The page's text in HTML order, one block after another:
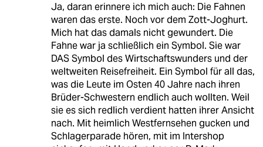
Ja, daran erinnere ich mich auch: Die Fahnen
waren das erste. Noch vor dem Zott-Joghurt.
Mich hat das damals nicht gewundert. Die
Fahne war ja schließlich ein Symbol. Sie war
DAS Symbol des Wirtschaftswunders und der
weltweiten Reisefreiheit. Ein Symbol für all das,
was die Leute im Osten 40 Jahre nach ihren
Brüder-Schwestern endlich auch wollten. Weil
sie es sich redlich verdient hatten ihrer Ansicht
nach. Mit heimlich Westfernsehen gucken und
Schlagerparade hören, mit im Intershop